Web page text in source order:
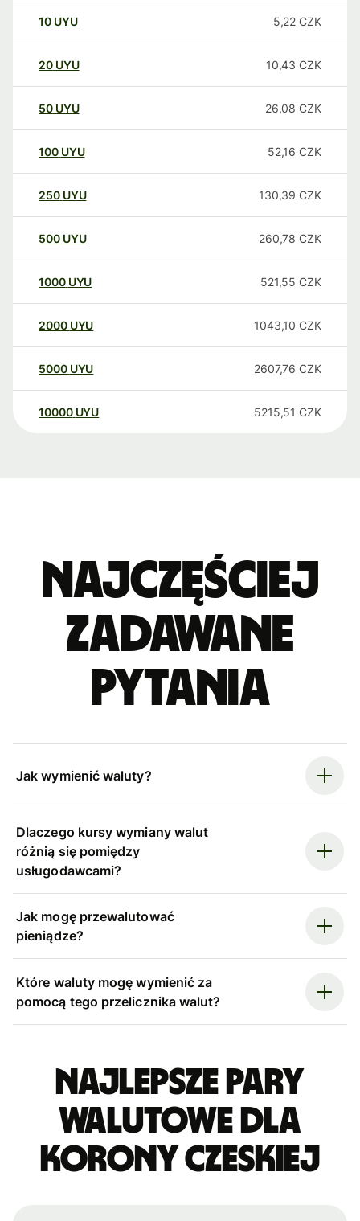
10 UYU 5,22 CZK
20 UYU 10,43 CZK
50 UYU 26,08 CZK
100 UYU 52,16 CZK
250 UYU 130,39 CZK
500 UYU 260,78 CZK
1000 UYU 521,55 CZK
2000 UYU 1043,10 CZK
5000 UYU 2607,76 CZK
10000 UYU 5215,51 CZK
Najczęściej
zadawane
pytania
Jak wymienić waluty?
Dlaczego kursy wymiany walut
różnią się pomiędzy
usługodawcami?
Jak mogę przewalutować
pieniądze?
Które waluty mogę wymienić za
pomocą tego przelicznika walut?
Najlepsze pary
walutowe dla
korony czeskiej